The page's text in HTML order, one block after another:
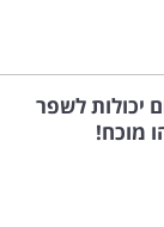
יכולות לשפר
מוכח!